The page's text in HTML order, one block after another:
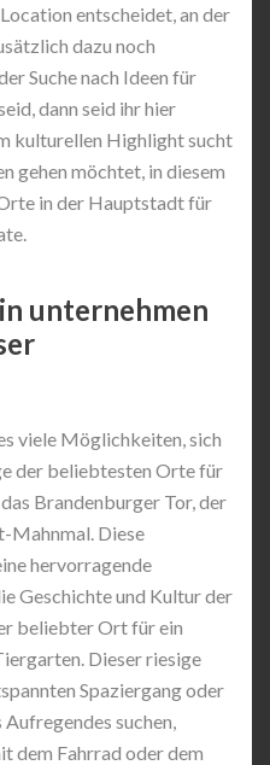
entscheidet, an der
dazu noch
Suche nach Ideen für
dann seid ihr hier
kulturellen Highlight sucht
gehen möchtet, in diesem
in der Hauptstadt für
unternehmen
viele Möglichkeiten, sich
der beliebtesten Orte für
Brandenburger Tor, der
Mahnmal. Diese
hervorragende
Geschichte und Kultur der
beliebter Ort für ein
Dieser riesige
Spaziergang oder
suchen,
dem Fahrrad oder dem